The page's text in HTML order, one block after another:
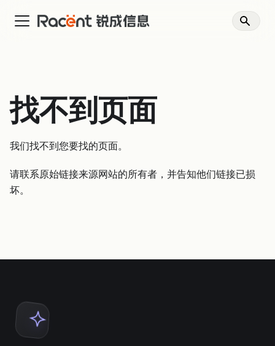
找不到页面
我们找不到您要找的页面。
请联系原始链接来源网站的所有者，并告知他们链接已损
坏。